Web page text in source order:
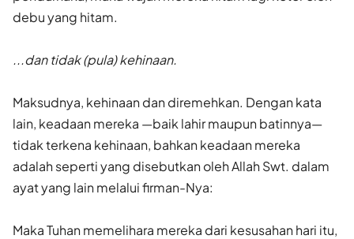
debu yang hitam.
...dan tidak (pula) kehinaan.
Maksudnya, kehinaan dan diremehkan. Dengan kata
lain, keadaan mereka —baik lahir maupun batinnya—
tidak terkena kehinaan, bahkan keadaan mereka
adalah seperti yang disebutkan oleh Allah Swt. dalam
ayat yang lain melalui firman-Nya:
Maka Tuhan memelihara mereka dari kesusahan hari itu,